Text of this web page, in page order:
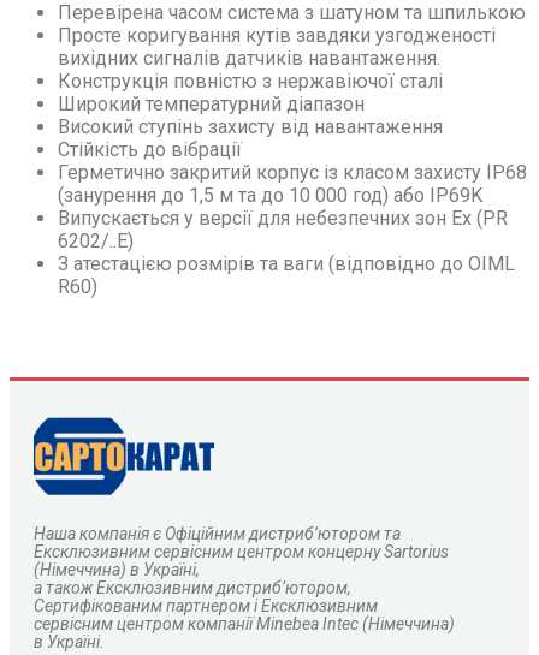
Перевірена часом система з шатуном та шпилькою
Просте коригування кутів завдяки узгодженості
вихідних сигналів датчиків навантаження.
Конструкція повністю з нержавіючої сталі
Широкий температурний діапазон
Високий ступінь захисту від навантаження
Стійкість до вібрації
Герметично закритий корпус із класом захисту IP68
(занурення до 1,5 м та до 10 000 год) або IP69K
Випускається у версії для небезпечних зон Ex (PR
6202/..E)
З атестацією розмірів та ваги (відповідно до OIML
R60)
Наша компанія є Офіційним дистриб’ютором та
Ексклюзивним сервісним центром концерну Sartorius
(Німеччина) в Україні,
а також Ексклюзивним дистриб’ютором,
Сертифікованим партнером і Ексклюзивним
сервісним центром компанії Minebea Intec (Німеччина)
в Україні.